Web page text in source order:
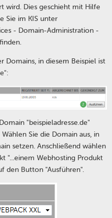
wird. Dies geschieht mit Hilfe
Sie im KIS unter
- Domain-Administration -
Domains, in diesem Beispiel ist
"beispieladresse.de"
Sie die Domain aus, in
setzen. Anschließend wählen
"...einem Webhosting Produkt
den Button "Ausführen".